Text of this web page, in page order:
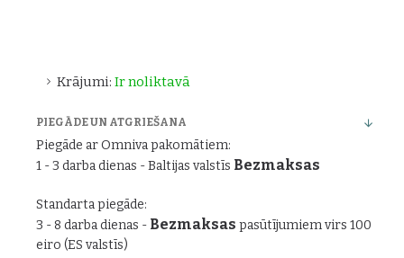
Krājumi: Ir noliktavā
PIEGĀDE UN ATGRIEŠANA
Piegāde ar Omniva pakomātiem:
1 - 3 darba dienas - Baltijas valstīs Bezmaksas
Standarta piegāde:
3 - 8 darba dienas - Bezmaksas pasūtījumiem virs 100
eiro (ES valstīs)